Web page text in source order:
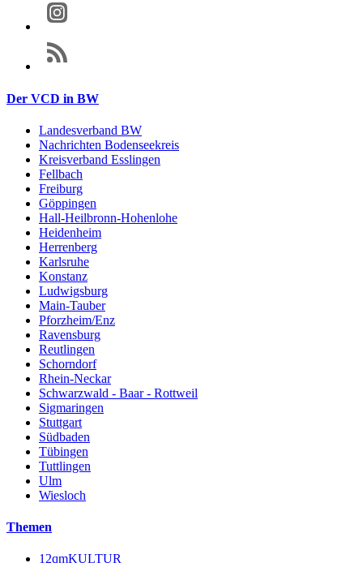
Der VCD in BW
Landesverband BW
Nachrichten Bodenseekreis
Kreisverband Esslingen
Fellbach
Freiburg
Göppingen
Hall-Heilbronn-Hohenlohe
Heidenheim
Herrenberg
Karlsruhe
Konstanz
Ludwigsburg
Main-Tauber
Pforzheim/Enz
Ravensburg
Reutlingen
Schorndorf
Rhein-Neckar
Schwarzwald - Baar - Rottweil
Sigmaringen
Stuttgart
Südbaden
Tübingen
Tuttlingen
Ulm
Wiesloch
Themen
12qmKULTUR